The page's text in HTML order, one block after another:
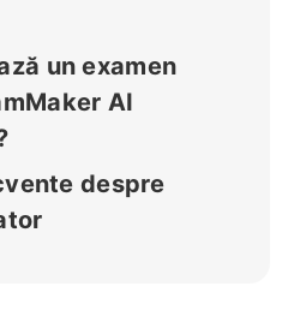
un examen
AI
despre